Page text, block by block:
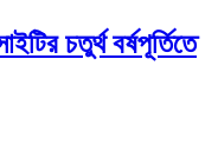
চতুর্থ বর্ষপূর্তিতে